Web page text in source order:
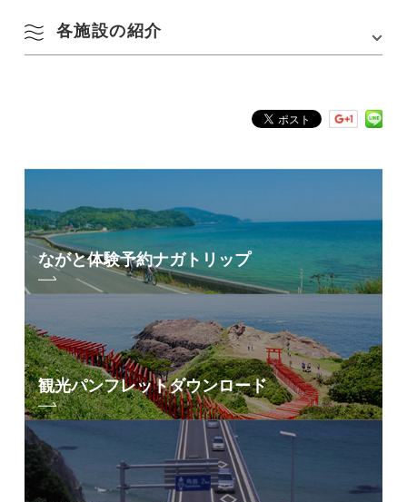
市営の４施設（金子みすゞ記念館、香月泰男美術館、村田清風記念館、
くじら資料館）を、１枚で入館できる共通利用券を各施設で販売してい
ます。
料金：一般700円（通常1,250円）／高校生以下300円（通常550円）
各施設の紹介
長門市仙崎出身の童謡詩人・みすゞの足跡をたどり、その業績を顕彰す
る記念館。地域の人々や全国から訪れるみすゞファンの文化活動・創作
活動を支援するための交流拠点でもあります。
【開館時間】9:00-17:00(最終入館16:30)
【休館日】年中無休（臨時休館あり）
【料金】一般500円／小中高校生200円
団体割引などの詳細は
2.香月泰男美術館
ながと体験予約ナガトリップ
観光パンフレットダウンロード